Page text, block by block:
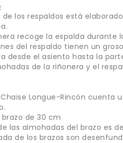
de los respaldos está
recoge la espalda durante
del respaldo tienen un
desde el asiento hasta la
de la riñonera y el
Longue-Rincón cuenta
de 30 cm
las almohadas del brazo es
de los brazos son